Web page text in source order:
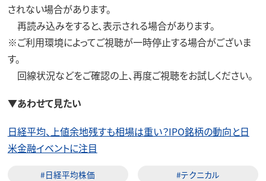
されない場合があります。
再読み込みをすると、表示される場合があります。
※ご利用環境によってご視聴が一時停止する場合がございま
す。
回線状況などをご確認の上、再度ご視聴をお試しください。
▼あわせて見たい
日経平均、上値余地残すも相場は重い？IPO銘柄の動向と日
米金融イベントに注目
#日経平均株価 #テクニカル